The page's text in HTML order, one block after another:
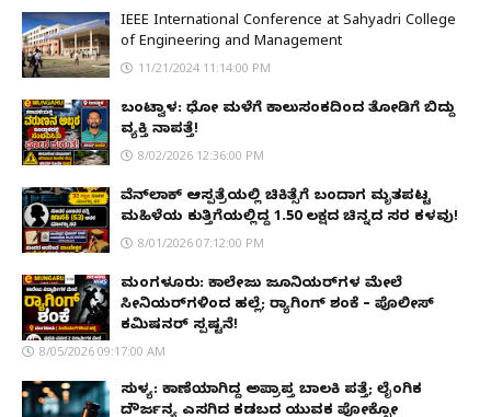
IEEE International Conference at Sahyadri College
of Engineering and Management
11/21/2024 11:14:00 PM
ಬಂಟ್ವಾಳ: ಧೋ ಮಳೆಗೆ ಕಾಲುಸಂಕದಿಂದ ತೋಡಿಗೆ ಬಿದ್ದು
ವ್ಯಕ್ತಿ ನಾಪತ್ತೆ!
8/02/2026 12:36:00 PM
ವೆನ್‌ಲಾಕ್ ಆಸ್ಪತ್ರೆಯಲ್ಲಿ ಚಿಕಿತ್ಸೆಗೆ ಬಂದಾಗ ಮೃತಪಟ್ಟ
ಮಹಿಳೆಯ ಕುತ್ತಿಗೆಯಲ್ಲಿದ್ದ ₹1.50 ಲಕ್ಷದ ಚಿನ್ನದ ಸರ ಕಳವು!
8/01/2026 07:12:00 PM
ಮಂಗಳೂರು: ಕಾಲೇಜು ಜೂನಿಯರ್‌ಗಳ ಮೇಲೆ
ಸೀನಿಯರ್‌ಗಳಿಂದ ಹಲ್ಲೆ; ರ‌್ಯಾಗಿಂಗ್ ಶಂಕೆ – ಪೊಲೀಸ್
ಕಮಿಷನರ್ ಸ್ಪಷ್ಟನೆ!
8/05/2026 09:17:00 AM
ಸುಳ್ಯ: ಕಾಣೆಯಾಗಿದ್ದ ಅಪ್ರಾಪ್ತ ಬಾಲಕಿ ಪತ್ತೆ; ಲೈಂಗಿಕ
ದೌರ್ಜನ್ಯ ಎಸಗಿದ ಕಡಬದ ಯುವಕ ಪೋಕ್ಸೋ